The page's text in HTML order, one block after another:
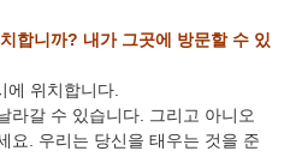
합니까? 내가 그곳에 방문할 수 있
위치합니다.
라갈 수 있습니다. 그리고 아니오
요. 우리는 당신을 태우는 것을 준